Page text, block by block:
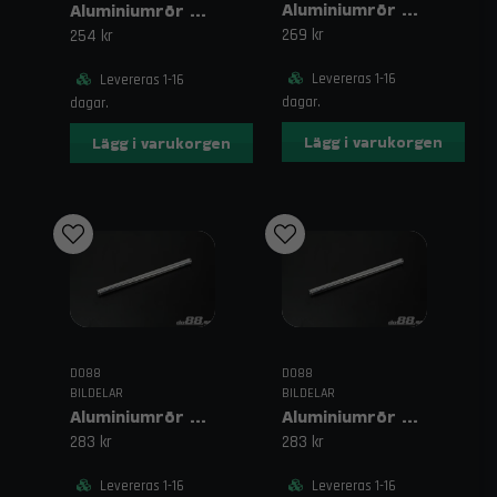
Aluminiumrör 500 mm 1" (25 mm)
254 kr
Levereras 1-16
dagar.
Lägg i varukorgen
Aluminiumrör 500 mm 1,25" (32 mm)
269 kr
Levereras 1-16
dagar.
Lägg i varukorgen
DO88
BILDELAR
Aluminiumrör 500 mm 1,375" (35 mm)
283 kr
Levereras 1-16
DO88
BILDELAR
Aluminiumrör 500 mm 1,5" (38 mm)
283 kr
Levereras 1-16